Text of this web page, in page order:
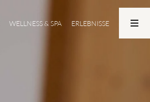
WELLNESS & SPA ERLEBNISSE